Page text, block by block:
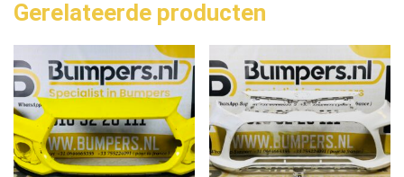
Gerelateerde producten